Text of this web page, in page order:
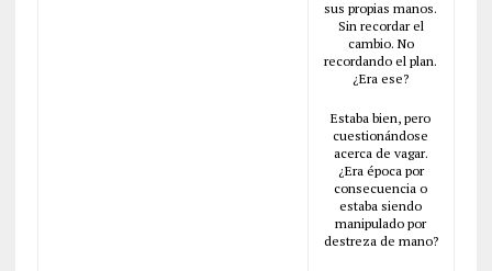
sus propias manos.
Sin recordar el
cambio. No
recordando el plan.
¿Era ese?
Estaba bien, pero
cuestionándose
acerca de vagar.
¿Era época por
consecuencia o
estaba siendo
manipulado por
destreza de mano?